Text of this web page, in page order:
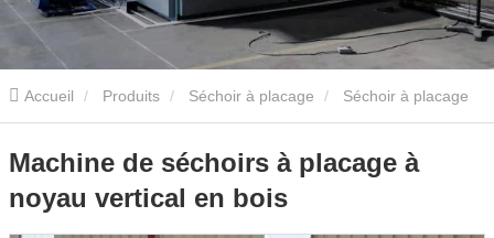
Accueil Produits Séchoir à placage Séchoir à placage
de bois Machine de séchoirs à placage à noyau vertical en bois
Machine de séchoirs à placage à
noyau vertical en bois